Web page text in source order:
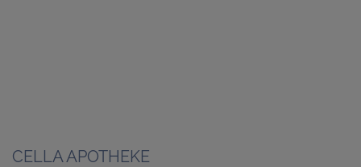
CELLA APOTHEKE